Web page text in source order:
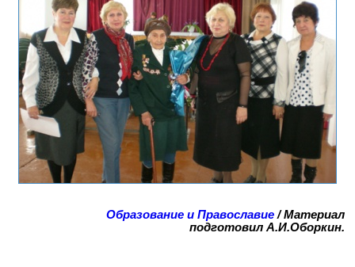
Образование и Православие / Материал
подготовил А.И.Оборкин.